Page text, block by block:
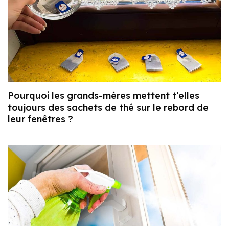
Pourquoi les grands-mères mettent t’elles
toujours des sachets de thé sur le rebord de
leur fenêtres ?